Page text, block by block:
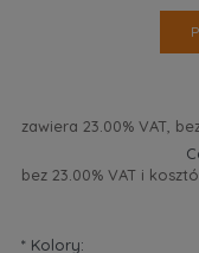
zawiera 23.00% VAT,
bez 23.00% VAT i
* Kolory: